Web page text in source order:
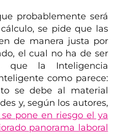
probablemente será
se pide que las
de manera justa por
el cual no ha de ser
que la Inteligencia
como parece:
se debe al material
y, según los autores,
pone en riesgo el ya
panorama laboral